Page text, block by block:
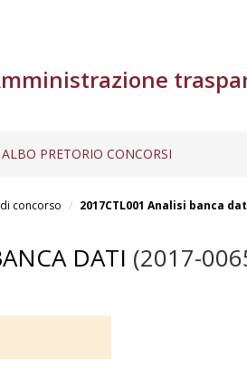
ALBO PRETORIO CONCORSI
concorso 2017CTL001 Analisi banca
DATI (2017-